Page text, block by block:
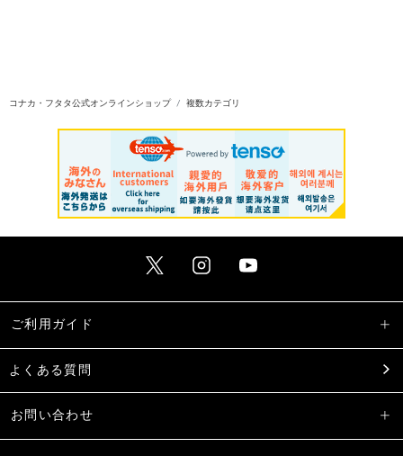
コナカ・フタタ公式オンラインショップ 複数カテゴリ
ご利用ガイド
よくある質問
お問い合わせ